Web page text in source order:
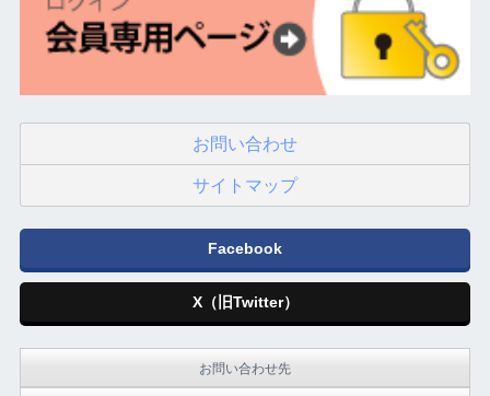
お問い合わせ
サイトマップ
Facebook
X（旧Twitter）
お問い合わせ先